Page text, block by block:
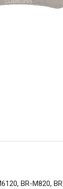
BR-M820,